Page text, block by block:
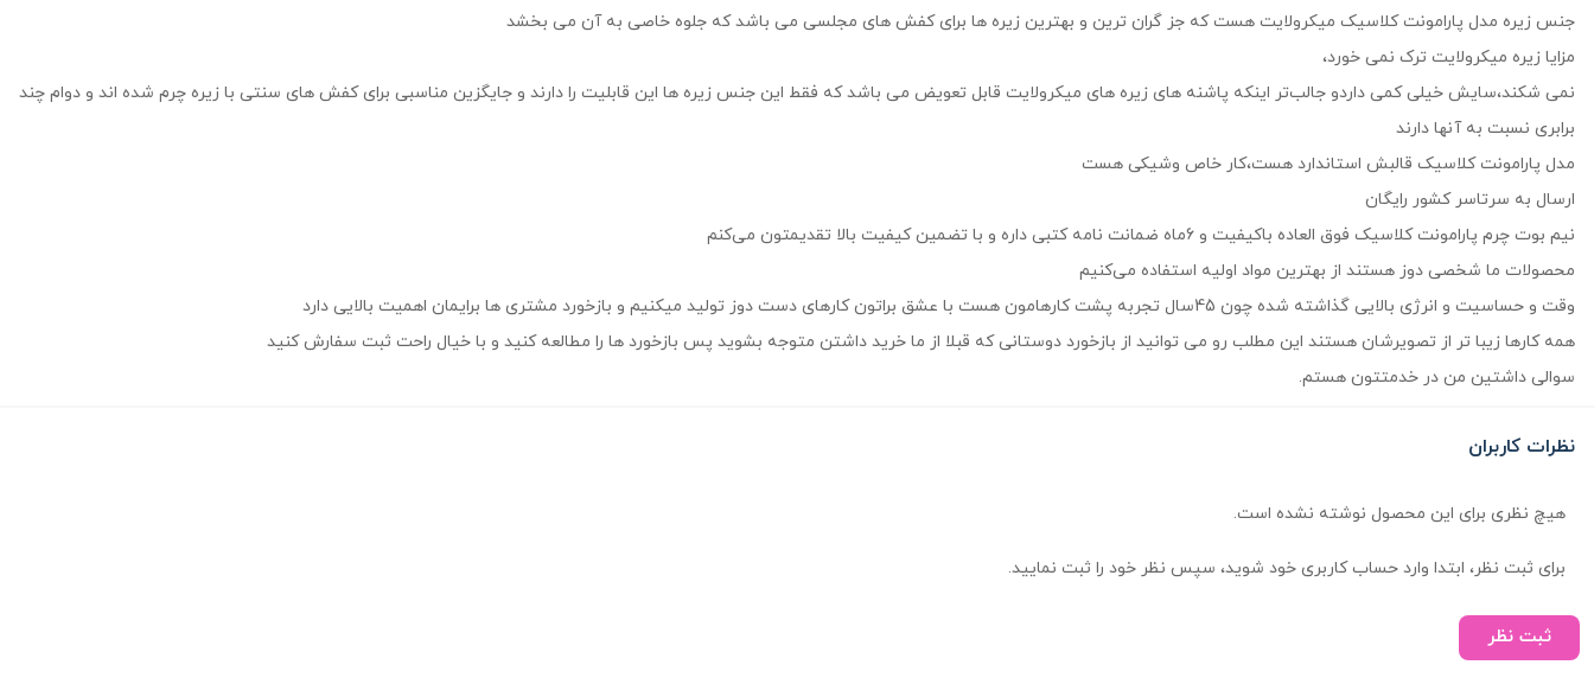
جنس زیره مدل پارامونت کلاسیک میکرولایت هست که جز گران ترین و بهترین زیره ها برای کفش های مجلسی می باشد که جلوه خاصی به آن می بخشد
مزایا زیره میکرولایت ترک نمی خورد،
نمی شکند،سایش خیلی کمی داردو جالب‌تر اینکه پاشنه های زیره های میکرولایت قابل تعویض می باشد که فقط این جنس زیره ها این قابلیت را دارند و جایگزین مناسبی برای کفش های سنتی با زیره چرم شده اند و دوام چند
برابری نسبت به آنها دارند
مدل پارامونت کلاسیک قالبش استاندارد هست،کار خاص وشیکی هست
ارسال به سرتاسر کشور رایگان
نیم بوت چرم پارامونت کلاسیک فوق العاده باکیفیت و 6ماه ضمانت نامه کتبی داره و با تضمین کیفیت بالا تقدیمتون می‌کنم
محصولات ما شخصی دوز هستند از بهترین مواد اولیه استفاده می‌کنیم
وقت و حساسیت و انرژی بالایی گذاشته شده چون 45سال تجربه پشت کارهامون هست با عشق براتون کارهای دست دوز تولید میکنیم و بازخورد مشتری ها برایمان اهمیت بالایی دارد
همه کارها زیبا تر از تصویرشان هستند این مطلب رو می توانید از بازخورد دوستانی که قبلا از ما خرید داشتن متوجه بشوید پس بازخورد ها را مطالعه کنید و با خیال راحت ثبت سفارش کنید
سوالی داشتین من در خدمتتون هستم.
نظرات کاربران
هیچ نظری برای این محصول نوشته نشده است.
برای ثبت نظر، ابتدا وارد حساب کاربری خود شوید، سپس نظر خود را ثبت نمایید.
ثبت نظر